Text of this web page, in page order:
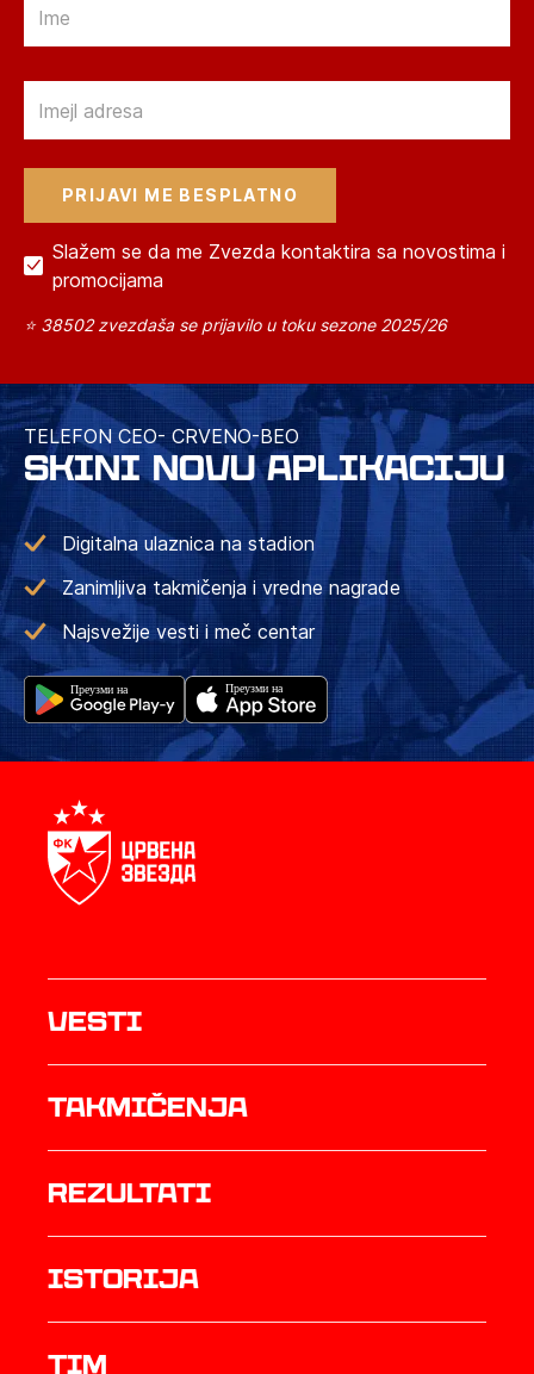
Slažem se da me Zvezda kontaktira sa novostima i
promocijama
⭐ 38502 zvezdaša se prijavilo u toku sezone 2025/26
TELEFON CEO- CRVENO-BEO
SKINI NOVU APLIKACIJU
Digitalna ulaznica na stadion
Zanimljiva takmičenja i vredne nagrade
Najsvežije vesti i meč centar
Vesti
Takmičenja
rezultati
istorija
TIM